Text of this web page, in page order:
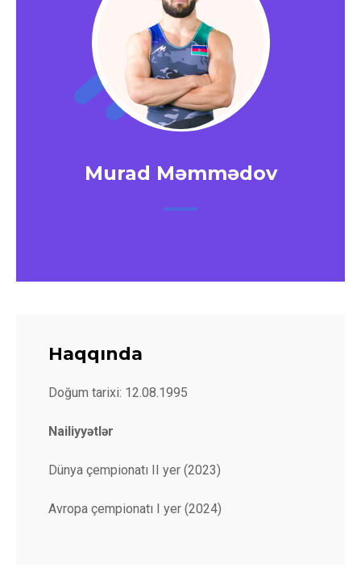
Murad Məmmədov
Haqqında
Doğum tarixi: 12.08.1995
Nailiyyətlər
Dünya çempionatı II yer (2023)
Avropa çempionatı I yer (2024)